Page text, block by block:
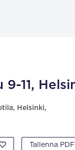
9-11,
Helsinki,
Tallenna PDF